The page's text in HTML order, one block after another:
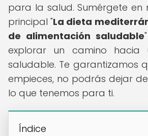
para la salud. Sumérgete en
principal "La dieta
de alimentación saludable
explorar un camino hacia
saludable. Te garantizamos
empieces, no podrás dejar
lo que tenemos para ti.
Índice